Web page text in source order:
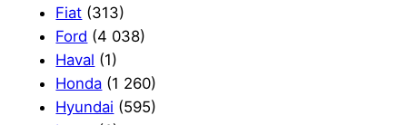
Fiat (313)
Ford (4 038)
Haval (1)
Honda (1 260)
Hyundai (595)